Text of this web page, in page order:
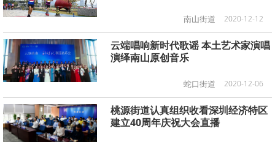
南山街道 2020-12-12
云端唱响新时代歌谣 本土艺术家演唱
演绎南山原创音乐
蛇口街道 2020-12-06
桃源街道认真组织收看深圳经济特区
建立40周年庆祝大会直播